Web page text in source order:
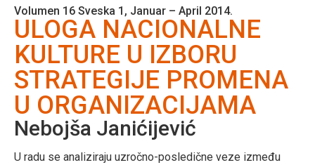
Volumen 16 Sveska 1, Januar – April 2014.
ULOGA NACIONALNE
KULTURE U IZBORU
STRATEGIJE PROMENA
U ORGANIZACIJAMA
Nebojša Janićijević
U radu se analiziraju uzročno-posledične veze između